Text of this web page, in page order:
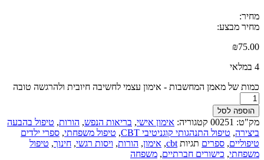
מחיר:
מחיר מבצע:
₪75.00
4 במלאי
כמות של מאמן המחשבות - אימון עצמי לחשיבה חיובית ולהרגשה טובה
הוספה לסל
מק"ט: 00251 קטגוריה: אימון אישי, בריאות הנפש, הורות, טיפול בהבעה
ביצירה, טיפול התנהגותי קוגניטיבי CBT , טיפול משפחתי, ספרי ילדים
טיפוליים, ספרים תגיות cbt
, אימון, הורות, ויסות רגשי, חינוך, טיפול
משפחתי, כישורים חברתיים, משפחה